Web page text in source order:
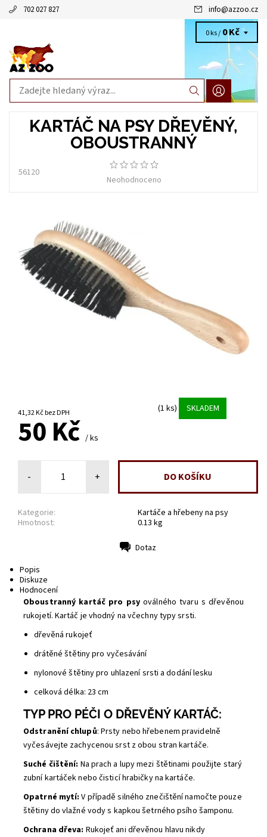
702 027 827 info@azzoo.cz
0 ks / 0 Kč
KARTÁČ NA PSY DŘEVĚNÝ,
OBOUSTRANNÝ
56120
Neohodnoceno
41,32 Kč bez DPH (1 ks) SKLADEM
50 Kč / ks
- +
Kategorie:
Kartáče a hřebeny na psy
Hmotnost:
0.13 kg
Dotaz
Popis
Diskuze
Hodnocení
Oboustranný kartáč pro psyoválného tvaru s dřevěnou
rukojetí. Kartáč je vhodný na včechny typy srsti.
dřevěná rukojeť
drátěné štětiny pro vyčesávání
nylonové štětiny pro uhlazení srsti a dodání lesku
celková délka: 23 cm
TYP PRO PÉČI O DŘEVĚNÝ KARTÁČ:
Odstranění chlupů: Prsty nebo hřebenem pravidelně
vyčesávejte zachycenou srst z obou stran kartáče.
Suché čištění: Na prach a lupy mezi štětinami použijte starý
zubní kartáček nebo čisticí hrabičky na kartáče.
Opatrné mytí: V případě silného znečištění namočte pouze
štětiny do vlažné vody s kapkou šetrného psího šamponu.
Ochrana dřeva: Rukojeť ani dřevěnou hlavu nikdy